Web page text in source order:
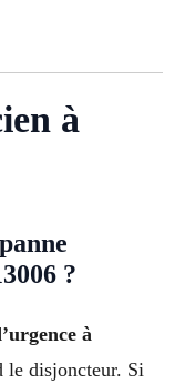
à
?
à
le disjoncteur. Si